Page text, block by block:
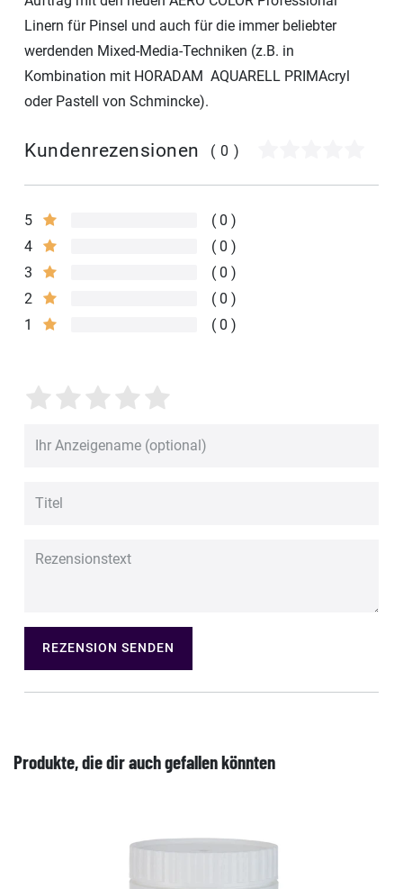
Linern für Pinsel und auch für die immer beliebter
werdenden Mixed-Media-Techniken (z.B. in
Kombination mit HORADAM AQUARELL PRIMAcryl
oder Pastell von Schmincke).
Kundenrezensionen (0)
5
0
4
0
3
0
2
0
1
0
REZENSION SENDEN
Produkte, die dir auch gefallen könnten